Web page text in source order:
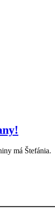
má Štefánia.